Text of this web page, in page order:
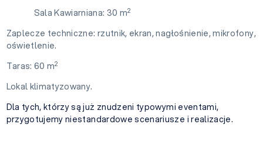
Sala Kawiarniana: 30 m2
Zaplecze techniczne: rzutnik, ekran, nagłośnienie, mikrofony,
oświetlenie.
Taras: 60 m2
Lokal klimatyzowany.
Dla tych, którzy są już znudzeni typowymi eventami,
przygotujemy niestandardowe scenariusze i realizacje.